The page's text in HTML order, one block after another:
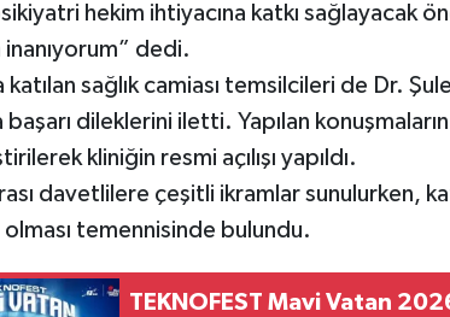
hekim ihtiyacına katkı sağlayacak
inanıyorum” dedi.
sağlık camiası temsilcileri de Dr.
başarı dileklerini iletti. Yapılan
kliniğin resmi açılışı yapıldı.
davetlilere çeşitli ikramlar sunulurken,
olması temennisinde bulundu.
TEKNOFEST Mavi Vatan